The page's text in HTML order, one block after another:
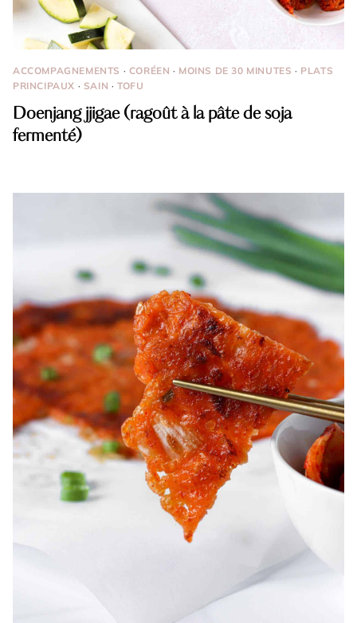
ACCOMPAGNEMENTS · CORÉEN · MOINS DE 30 MINUTES · PLATS
PRINCIPAUX · SAIN · TOFU
Doenjang jjigae (ragoût à la pâte de soja
fermenté)